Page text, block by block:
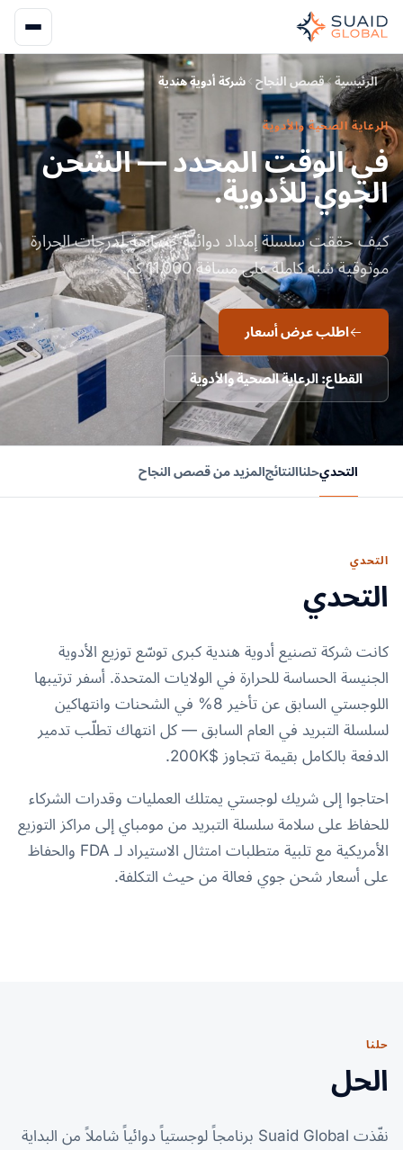
الرئيسية قصص النجاح شركة أدوية هندية
الرعاية الصحية والأدوية
في الوقت المحدد — الشحن
الجوي للأدوية.
كيف حققت سلسلة إمداد دوائية حساسة لدرجات الحرارة
موثوقية شبه كاملة على مسافة 11,000 كم.
اطلب عرض أسعار
القطاع: الرعاية الصحية والأدوية
التحديحلناالنتائجالمزيد من قصص النجاح
التحدي
التحدي
كانت شركة تصنيع أدوية هندية كبرى توسّع توزيع الأدوية
الجنيسة الحساسة للحرارة في الولايات المتحدة. أسفر ترتيبها
اللوجستي السابق عن تأخير 8% في الشحنات وانتهاكين
لسلسلة التبريد في العام السابق — كل انتهاك تطلّب تدمير
الدفعة بالكامل بقيمة تتجاوز $200K.
احتاجوا إلى شريك لوجستي يمتلك العمليات وقدرات الشركاء
للحفاظ على سلامة سلسلة التبريد من مومباي إلى مراكز التوزيع
الأمريكية مع تلبية متطلبات امتثال الاستيراد لـ FDA والحفاظ
على أسعار شحن جوي فعالة من حيث التكلفة.
حلنا
الحل
نفّذت Suaid Global برنامجاً لوجستياً دوائياً شاملاً من البداية